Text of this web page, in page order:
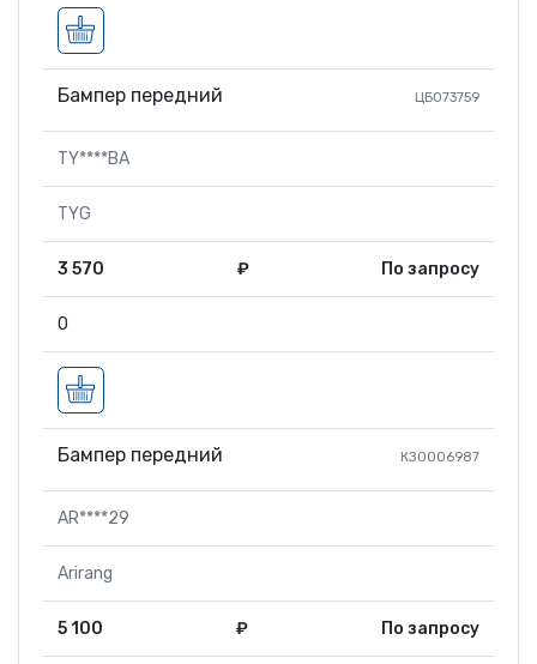
Бампер передний ЦБ073759
TY****BA
TYG
3 570 ₽ По запросу
0
Бампер передний КЗ0006987
AR****29
Arirang
5 100 ₽ По запросу